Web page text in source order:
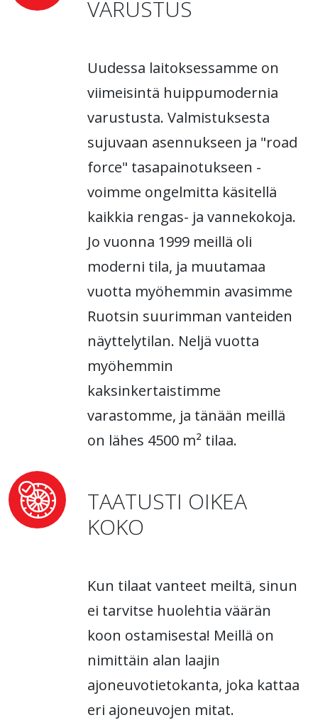
VARUSTUS
Uudessa laitoksessamme on
viimeisintä huippumodernia
varustusta. Valmistuksesta
sujuvaan asennukseen ja "road
force" tasapainotukseen -
voimme ongelmitta käsitellä
kaikkia rengas- ja vannekokoja.
Jo vuonna 1999 meillä oli
moderni tila, ja muutamaa
vuotta myöhemmin avasimme
Ruotsin suurimman vanteiden
näyttelytilan. Neljä vuotta
myöhemmin
kaksinkertaistimme
varastomme, ja tänään meillä
on lähes 4500 m² tilaa.
TAATUSTI OIKEA
KOKO
Kun tilaat vanteet meiltä, sinun
ei tarvitse huolehtia väärän
koon ostamisesta! Meillä on
nimittäin alan laajin
ajoneuvotietokanta, joka kattaa
eri ajoneuvojen mitat.